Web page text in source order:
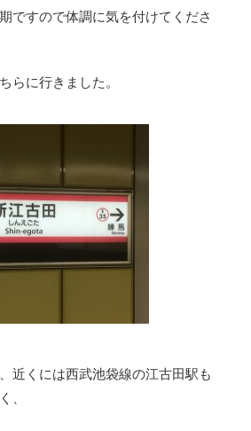
ですので体調に気を付けてくださ
らに行きました。
近くには西武池袋線の江古田駅も
、